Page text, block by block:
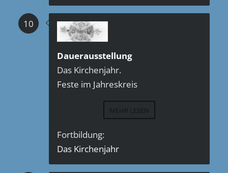
10
Dauerausstellung
Das Kirchenjahr.
Feste im Jahreskreis
MEHR LESEN
Fortbildung:
Das Kirchenjahr